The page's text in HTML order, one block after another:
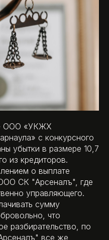
ООО «УКЖХ
с конкурсного
убытки в размере 10,7
из кредиторов.
о выплате
СК "Арсеналъ", где
управляющего.
сумму
что
разбирательство, по
все же